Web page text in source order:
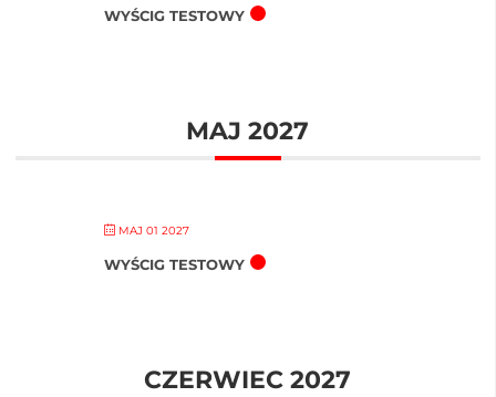
WYŚCIG TESTOWY
MAJ 2027
MAJ 01 2027
WYŚCIG TESTOWY
CZERWIEC 2027